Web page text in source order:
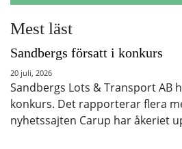
Mest läst
Sandbergs försatt i konkurs
20 juli, 2026
Sandbergs Lots & Transport AB
konkurs. Det rapporterar flera
nyhetssajten Carup har åkeriet